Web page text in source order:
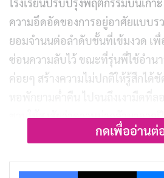
ความอึดอัดของการอยู่อาศัยแบบร
ยอมจำนนต่อลำดับชั้นที่เข้มงวด เ
ซ่อนความลับไว้ ขณะที่รุ่นพี่ใช้อำน
ค่อยๆ สร้างความไม่ปกติให้รู้สึกได้
ชวนให้สงสัยว่าความน่ากลัวมาจาก
โหดร้ายของมนุษย์กันแน่
บทความนี้จะพาเจาะลึกทุกมุมของ
กดเพื่ออ่านต่
Facebook X